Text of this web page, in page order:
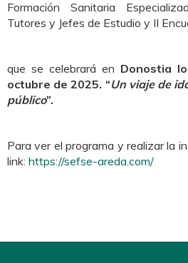
Formación Sanitaria
Tutores y Jefes de Estudio y II
que se celebrará en Donostia
octubre de 2025. “Un viaje de
público”.
Para ver el programa y realizar la
link: https://sefse-areda.com/